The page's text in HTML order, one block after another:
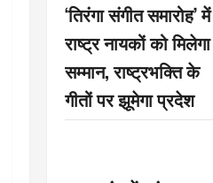
‘तिरंगा संगीत समारोह’ में
राष्ट्र नायकों को मिलेगा
सम्मान, राष्ट्रभक्ति के
गीतों पर झूमेगा प्रदेश